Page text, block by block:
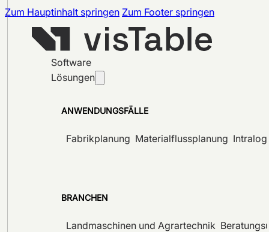
Zum Hauptinhalt springen Zum Footer springen
Software
Lösungen
ANWENDUNGSFÄLLE
Fabrikplanung Materialflussplanung
BRANCHEN
Landmaschinen und Agrartechnik